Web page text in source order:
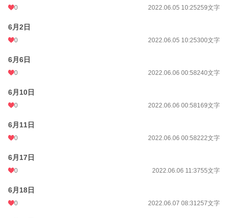
0 2022.06.05 10:25259文字
6月2日
0 2022.06.05 10:25300文字
6月6日
0 2022.06.06 00:58240文字
6月10日
0 2022.06.06 00:58169文字
6月11日
0 2022.06.06 00:58222文字
6月17日
0 2022.06.06 11:3755文字
6月18日
0 2022.06.07 08:31257文字